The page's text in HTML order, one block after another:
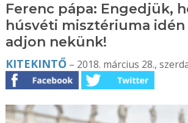
Ferenc pápa: Engedjük,
húsvéti misztériuma
adjon nekünk!
KITEKINTŐ– 2018. március 28.,